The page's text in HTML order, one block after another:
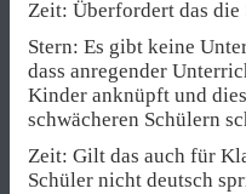
Zeit: Überfordert das die
Stern: Es gibt keine
dass anregender
Kinder anknüpft und
schwächeren Schülern
Zeit: Gilt das auch für
Schüler nicht deutsch